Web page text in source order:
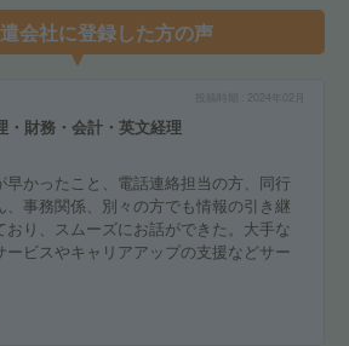
会社に登録した方の声
2024年02月
・財務・会計・英文経理
早かったこと、電話連絡担当の方、同行
、事務関係、別々の方でも情報の引き継
おり、スムーズにお話ができた。大手な
ビスやキャリアアップの支援などサー